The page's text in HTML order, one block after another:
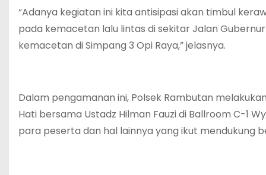
“Adanya kegiatan ini kita antisipasi akan timbul
pada kemacetan lalu lintas di sekitar Jalan
kemacetan di Simpang 3 Opi Raya,” jelasnya.
Dalam pengamanan ini, Polsek Rambutan
Hati bersama Ustadz Hilman Fauzi di Ballroom C-1
para peserta dan hal lainnya yang ikut mendukung